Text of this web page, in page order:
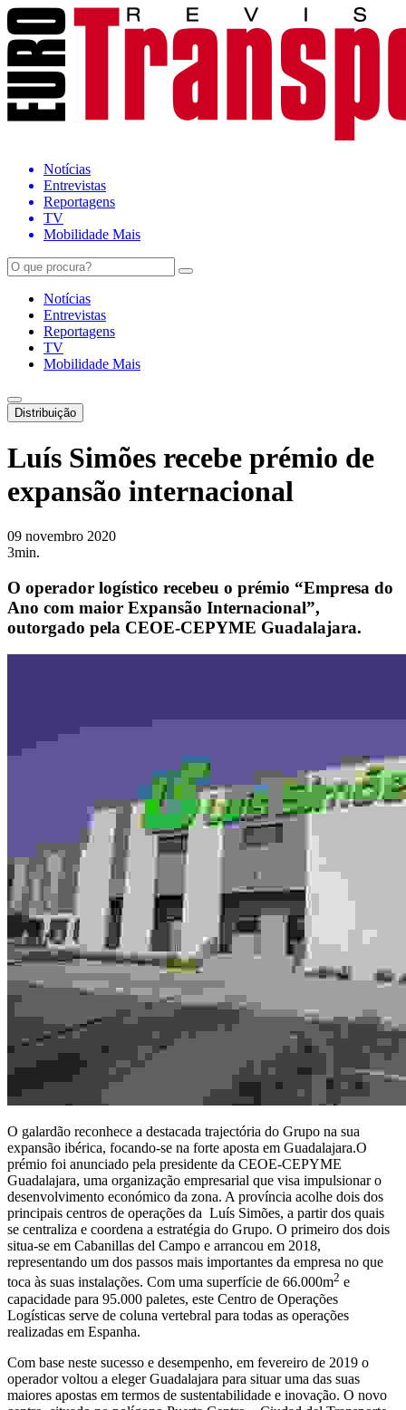
Notícias
Entrevistas
Reportagens
TV
Mobilidade Mais
Notícias
Entrevistas
Reportagens
TV
Mobilidade Mais
Distribuição
Luís Simões recebe prémio de
expansão internacional
09 novembro 2020
3min.
O operador logístico recebeu o prémio “Empresa do
Ano com maior Expansão Internacional”,
outorgado pela CEOE-CEPYME Guadalajara.
O galardão reconhece a destacada trajectória do Grupo na sua
expansão ibérica, focando-se na forte aposta em Guadalajara.O
prémio foi anunciado pela presidente da CEOE-CEPYME
Guadalajara, uma organização empresarial que visa impulsionar o
desenvolvimento económico da zona. A província acolhe dois dos
principais centros de operações da Luís Simões, a partir dos quais
se centraliza e coordena a estratégia do Grupo. O primeiro dos dois
situa-se em Cabanillas del Campo e arrancou em 2018,
representando um dos passos mais importantes da empresa no que
toca às suas instalações. Com uma superfície de 66.000m2 e
capacidade para 95.000 paletes, este Centro de Operações
Logísticas serve de coluna vertebral para todas as operações
realizadas em Espanha.
Com base neste sucesso e desempenho, em fevereiro de 2019 o
operador voltou a eleger Guadalajara para situar uma das suas
maiores apostas em termos de sustentabilidade e inovação. O novo